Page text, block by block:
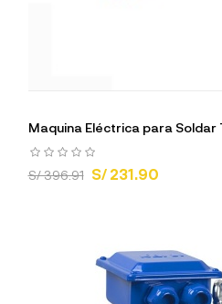
Maquina Eléctrica para Soldar
S/ 396.91 S/ 231.90